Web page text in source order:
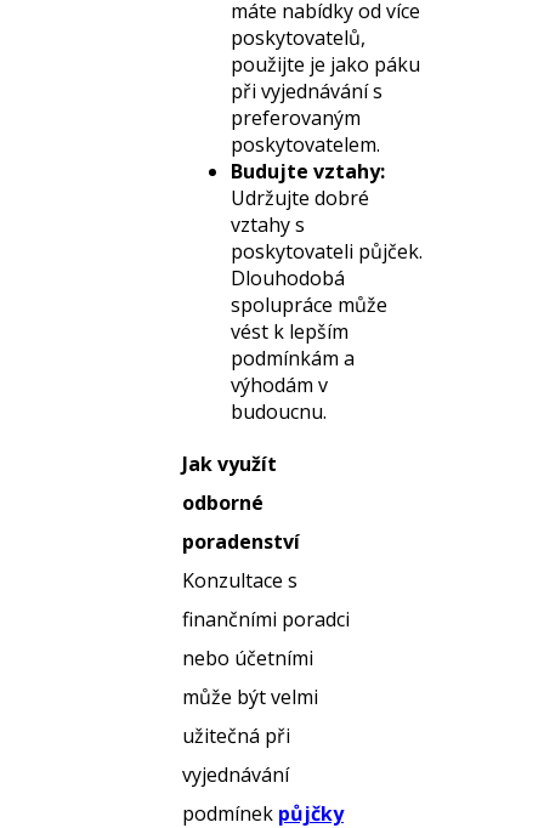
máte nabídky od více
poskytovatelů,
použijte je jako páku
při vyjednávání s
preferovaným
poskytovatelem.
Budujte vztahy:
Udržujte dobré
vztahy s
poskytovateli půjček.
Dlouhodobá
spolupráce může
vést k lepším
podmínkám a
výhodám v
budoucnu.
Jak využít
odborné
poradenství
Konzultace s
finančními poradci
nebo účetními
může být velmi
užitečná při
vyjednávání
podmínek půjčky